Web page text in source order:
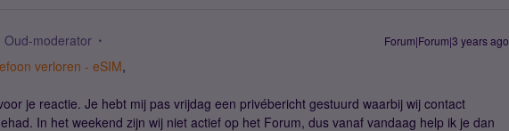
Oud-moderator Forum|Forum|3 years ago
verloren - eSIM,
je reactie. Je hebt mij pas vrijdag een privébericht gestuurd waarbij wij contact
In het weekend zijn wij niet actief op het Forum, dus vanaf vandaag help ik je dan